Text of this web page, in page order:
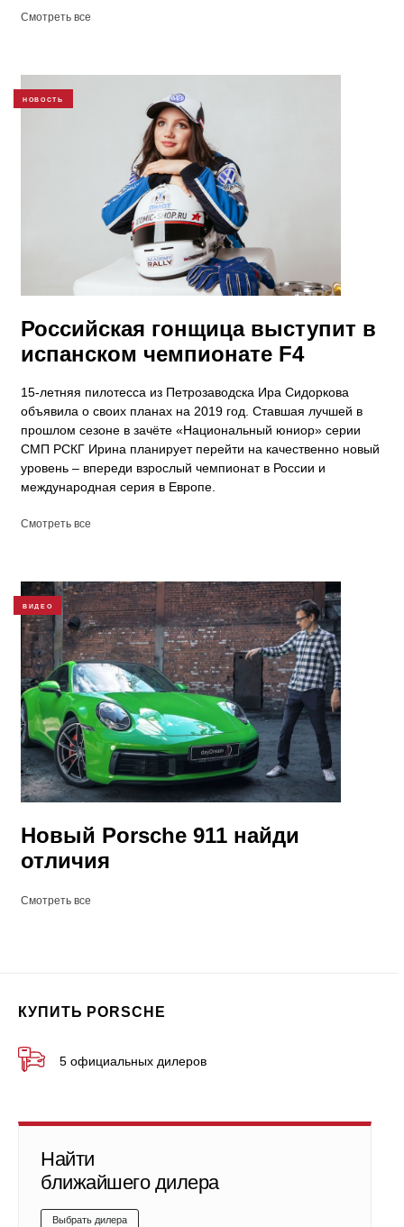
Смотреть все
НОВОСТЬ
Российская гонщица выступит в
испанском чемпионате F4
15-летняя пилотесса из Петрозаводска Ира Сидоркова
объявила о своих планах на 2019 год. Ставшая лучшей в
прошлом сезоне в зачёте «Национальный юниор» серии
СМП РСКГ Ирина планирует перейти на качественно новый
уровень – впереди взрослый чемпионат в России и
международная серия в Европе.
Смотреть все
ВИДЕО
Новый Porsche 911 найди
отличия
Смотреть все
КУПИТЬ PORSCHE
5 официальных дилеров
Найти
ближайшего дилера
Выбрать дилера